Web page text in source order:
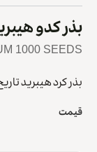
بذر کدو
1000 SEEDS
بذر کرد هیبرید تاریخ